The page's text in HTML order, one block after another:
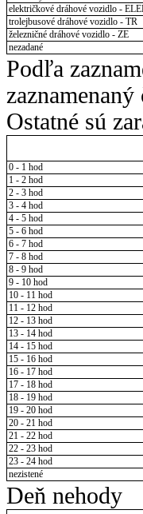
električkové dráhové vozidlo -
trolejbusové dráhové vozidlo - TR
železničné dráhové vozidlo - ZE
nezadané
Podľa
Ostatné sú
0 - 1 hod
1 - 2 hod
2 - 3 hod
3 - 4 hod
4 - 5 hod
5 - 6 hod
6 - 7 hod
7 - 8 hod
8 - 9 hod
9 - 10 hod
10 - 11 hod
11 - 12 hod
12 - 13 hod
13 - 14 hod
14 - 15 hod
15 - 16 hod
16 - 17 hod
17 - 18 hod
18 - 19 hod
19 - 20 hod
20 - 21 hod
21 - 22 hod
22 - 23 hod
23 - 24 hod
nezistené
Deň nehody